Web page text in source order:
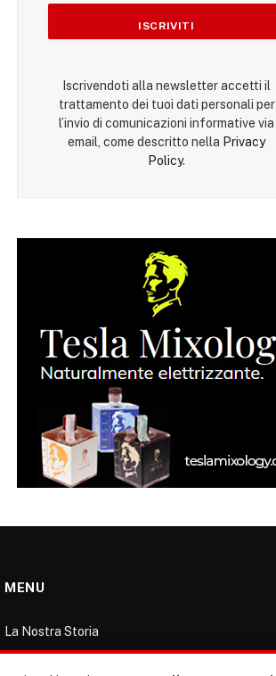
Iscrivendoti alla newsletter accetti il
trattamento dei tuoi dati personali per
l’invio di comunicazioni informative via
email, come descritto nella Privacy
Policy.
MENU
La Nostra Storia